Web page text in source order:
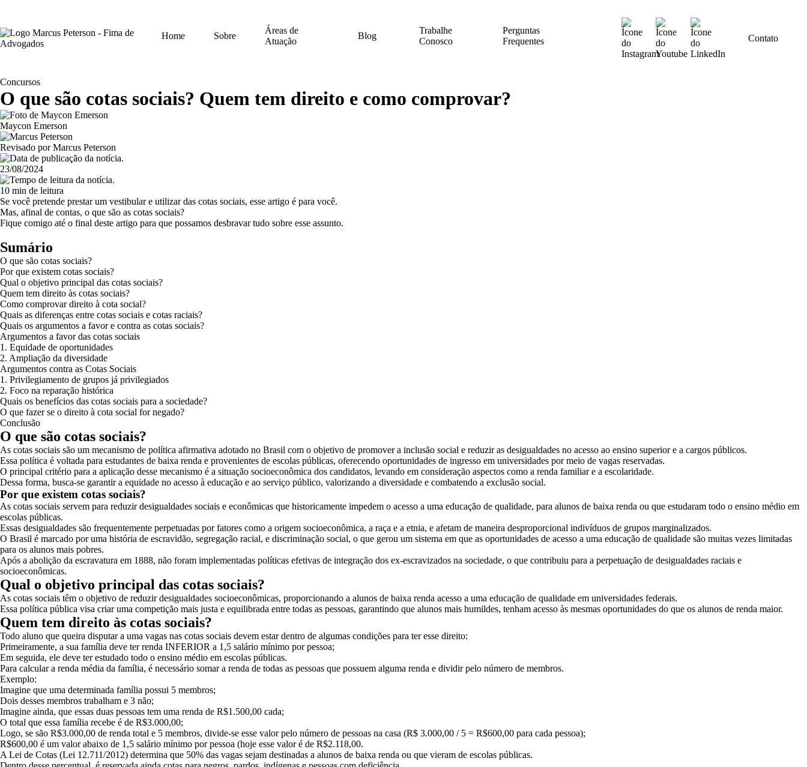
Home Sobre
Áreas de
Atuação
Blog
Trabalhe
Conosco
Perguntas
Frequentes
Contato
Concursos
O que são cotas sociais? Quem tem direito e como comprovar?
Maycon Emerson
Revisado por Marcus Peterson
23/08/2024
10 min de leitura
Se você pretende prestar um vestibular e utilizar das cotas sociais, esse artigo é para você.
Mas, afinal de contas, o que são as cotas sociais?
Fique comigo até o final deste artigo para que possamos desbravar tudo sobre esse assunto.
Sumário
O que são cotas sociais?
Por que existem cotas sociais?
Qual o objetivo principal das cotas sociais?
Quem tem direito às cotas sociais?
Como comprovar direito à cota social?
Quais as diferenças entre cotas sociais e cotas raciais?
Quais os argumentos a favor e contra as cotas sociais?
Argumentos a favor das cotas sociais
1. Equidade de oportunidades
2. Ampliação da diversidade
Argumentos contra as Cotas Sociais
1. Privilegiamento de grupos já privilegiados
2. Foco na reparação histórica
Quais os benefícios das cotas sociais para a sociedade?
O que fazer se o direito à cota social for negado?
Conclusão
O que são cotas sociais?
As cotas sociais são um mecanismo de política afirmativa adotado no Brasil com o objetivo de promover a inclusão social e reduzir as desigualdades no acesso ao ensino superior e a cargos públicos.
Essa política é voltada para estudantes de baixa renda e provenientes de escolas públicas, oferecendo oportunidades de ingresso em universidades por meio de vagas reservadas.
O principal critério para a aplicação desse mecanismo é a situação socioeconômica dos candidatos, levando em consideração aspectos como a renda familiar e a escolaridade.
Dessa forma, busca-se garantir a equidade no acesso à educação e ao serviço público, valorizando a diversidade e combatendo a exclusão social.
Por que existem cotas sociais?
As cotas sociais servem para reduzir desigualdades sociais e econômicas que historicamente impedem o acesso a uma educação de qualidade, para alunos de baixa renda ou que estudaram todo o ensino médio em
escolas públicas.
Essas desigualdades são frequentemente perpetuadas por fatores como a origem socioeconômica, a raça e a etnia, e afetam de maneira desproporcional indivíduos de grupos marginalizados.
O Brasil é marcado por uma história de escravidão, segregação racial, e discriminação social, o que gerou um sistema em que as oportunidades de acesso a uma educação de qualidade são muitas vezes limitadas
para os alunos mais pobres.
Após a abolição da escravatura em 1888, não foram implementadas políticas efetivas de integração dos ex-escravizados na sociedade, o que contribuiu para a perpetuação de desigualdades raciais e
socioeconômicas.
Qual o objetivo principal das cotas sociais?
As cotas sociais têm o objetivo de reduzir desigualdades socioeconômicas, proporcionando a alunos de baixa renda acesso a uma educação de qualidade em universidades federais.
Essa política pública visa criar uma competição mais justa e equilibrada entre todas as pessoas, garantindo que alunos mais humildes, tenham acesso às mesmas oportunidades do que os alunos de renda maior.
Quem tem direito às cotas sociais?
Todo aluno que queira disputar a uma vagas nas cotas sociais devem estar dentro de algumas condições para ter esse direito:
Primeiramente, a sua família deve ter renda INFERIOR a 1,5 salário mínimo por pessoa;
Em seguida, ele deve ter estudado todo o ensino médio em escolas públicas.
Para calcular a renda média da família, é necessário somar a renda de todas as pessoas que possuem alguma renda e dividir pelo número de membros.
Exemplo:
Imagine que uma determinada família possui 5 membros;
Dois desses membros trabalham e 3 não;
Imagine ainda, que essas duas pessoas tem uma renda de R$1.500,00 cada;
O total que essa família recebe é de R$3.000,00;
Logo, se são R$3.000,00 de renda total e 5 membros, divide-se esse valor pelo número de pessoas na casa (R$ 3.000,00 / 5 = R$600,00 para cada pessoa);
R$600,00 é um valor abaixo de 1,5 salário mínimo por pessoa (hoje esse valor é de R$2.118,00.
A Lei de Cotas (Lei 12.711/2012) determina que 50% das vagas sejam destinadas a alunos de baixa renda ou que vieram de escolas públicas.